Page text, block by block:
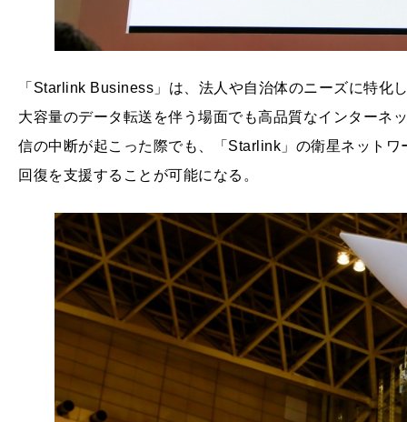
「Starlink Business」は、法人や自治体のニーズに特化
大容量のデータ転送を伴う場面でも高品質なインターネ
信の中断が起こった際でも、「Starlink」の衛星ネット
回復を支援することが可能になる。